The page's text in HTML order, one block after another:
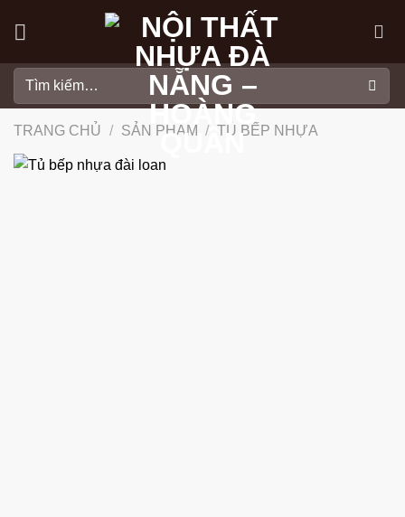
kiếm:
TRANG CHỦ / SẢN PHẨM / TỦ BẾP NHỰA